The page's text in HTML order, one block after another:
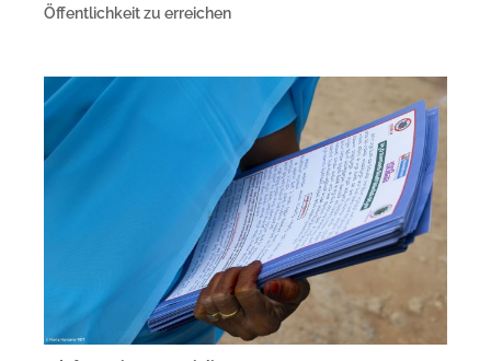
Öffentlichkeit zu erreichen